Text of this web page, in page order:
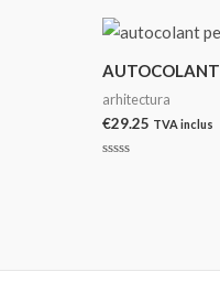
arhitectura
€29.25 TVA inclus